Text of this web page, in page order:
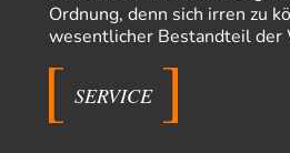
Patient 0vor 15 Stunden zu:
Helmut Schelsky – Der Mann, der den
> Eine schwammige Kritik, die nicht an der
fehlerhaft oder unvollständig…
Conrad
vor 17 Stunden zu:
Ordnung, denn sich irren zu
wesentlicher Bestandteil der
SERVICE